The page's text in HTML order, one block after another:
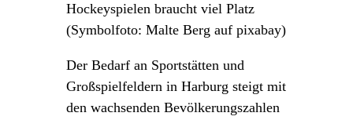
Hockeyspielen braucht viel Platz
(Symbolfoto: Malte Berg auf pixabay)
Der Bedarf an Sportstätten und
Großspielfeldern in Harburg steigt mit
den wachsenden Bevölkerungszahlen